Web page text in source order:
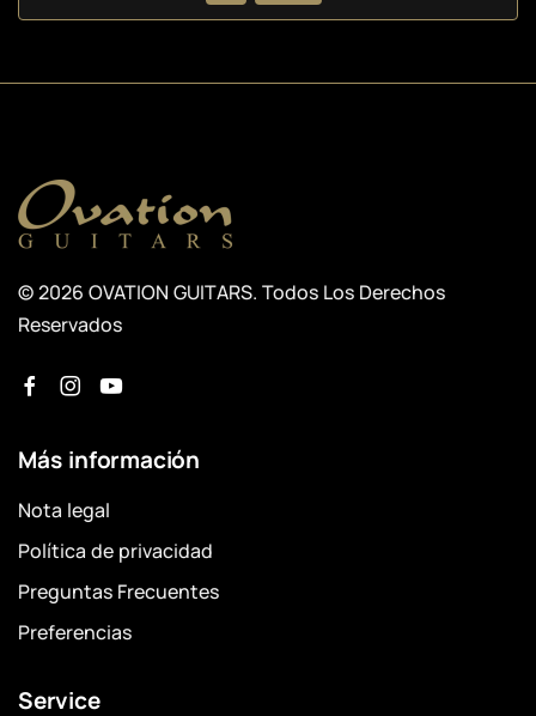
© 2026 OVATION GUITARS. Todos Los Derechos
Reservados
Más información
Nota legal
Política de privacidad
Preguntas Frecuentes
Preferencias
Service